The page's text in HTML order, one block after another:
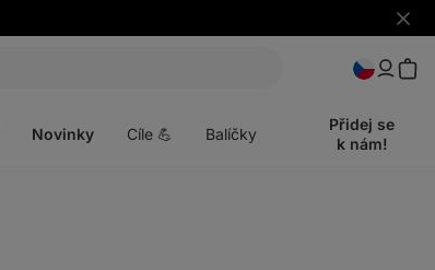
Skrýt
Novinky Cíle 💪 Balíčky
Přidej se
k nám!